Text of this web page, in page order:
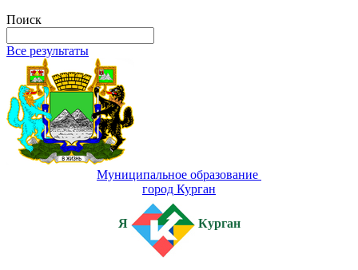
Поиск
Все результаты
Муниципальное образование
город Курган
Я Курган